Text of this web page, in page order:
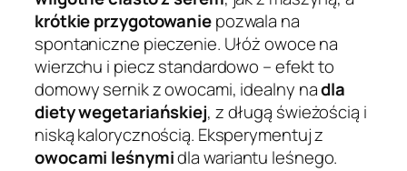
krótkie przygotowaniepozwala na
spontaniczne pieczenie. Ułóż owoce na
wierzchu i piecz standardowo – efekt to
domowy sernik z owocami, idealny nadla
diety wegetariańskiej, z długą świeżością i
niską kalorycznością. Eksperymentuj z
owocami leśnymidla wariantu leśnego.